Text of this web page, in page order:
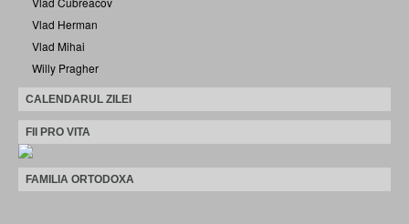
Vlad Herman
Vlad Mihai
Willy Pragher
CALENDARUL ZILEI
FII PRO VITA
FAMILIA ORTODOXA